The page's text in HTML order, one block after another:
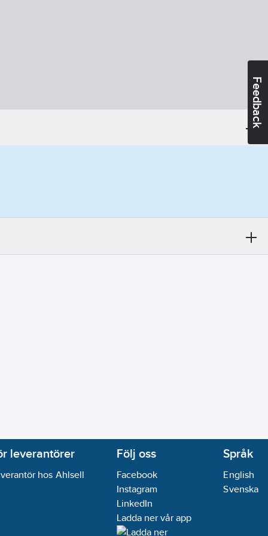
Feedback
leverantörer
hos Ahlsell
Följ oss
Facebook
Instagram
LinkedIn
Ladda ner vår app
Språk
English
Svenska